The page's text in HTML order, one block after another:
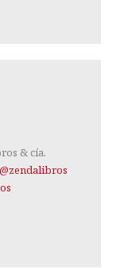
& cía.
@zendalibros